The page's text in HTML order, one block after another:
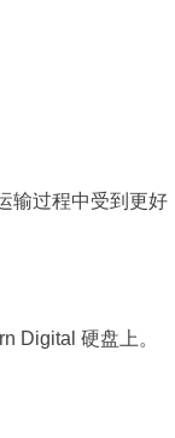
输过程中受到更好
Digital 硬盘上。